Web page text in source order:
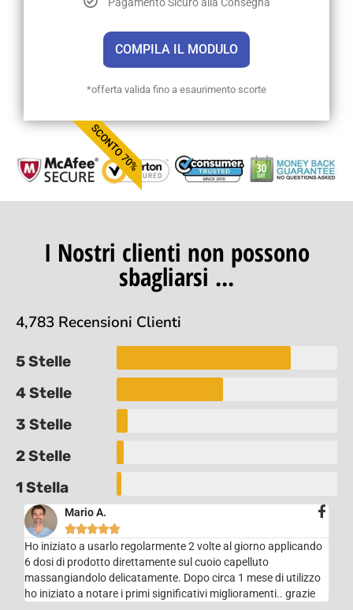
Pagamento Sicuro alla Consegna
COMPILA IL MODULO
*offerta valida fino a esaurimento scorte
SCONTO 70%
I Nostri clienti non possono
sbagliarsi ...
4,783 Recensioni Clienti
5 Stelle
4 Stelle
3 Stelle
2 Stelle
1 Stella
Mario A.

Ho iniziato a usarlo regolarmente 2 volte al giorno applicando
6 dosi di prodotto direttamente sul cuoio capelluto
massangiandolo delicatamente. Dopo circa 1 mese di utilizzo
ho iniziato a notare i primi significativi miglioramenti.. grazie